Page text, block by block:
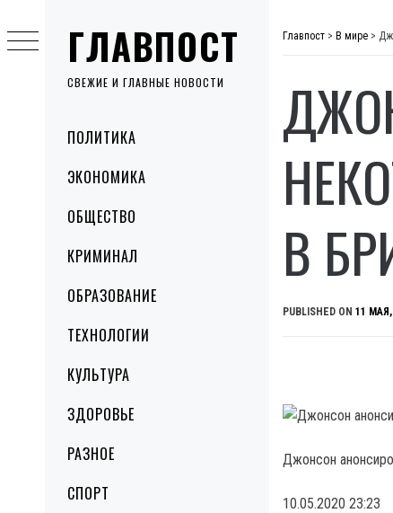
ГЛАВПОСТ
СВЕЖИЕ И ГЛАВНЫЕ НОВОСТИ
MenuПОЛИТИКА
ЭКОНОМИКА
ОБЩЕСТВО
КРИМИНАЛ
ОБРАЗОВАНИЕ
ТЕХНОЛОГИИ
КУЛЬТУРА
ЗДОРОВЬЕ
РАЗНОЕ
СПОРТ
to
content
Главпост > В мире >
В
PUBLISHED ON 11 МАЯ,
Джонсон
10.05.2020 23:23